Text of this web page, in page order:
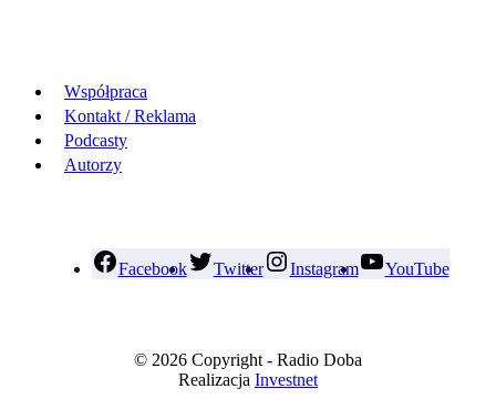
Współpraca
Kontakt / Reklama
Podcasty
Autorzy
Facebook Twitter Instagram YouTube
© 2026 Copyright - Radio Doba
Realizacja Investnet